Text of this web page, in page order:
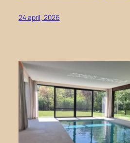
24 april, 2026